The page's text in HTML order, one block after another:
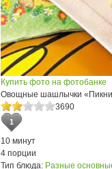
Купить фото на фотобанке
Овощные шашлычки
3690
1
10 минут
4 порции
Тип блюда: Разные